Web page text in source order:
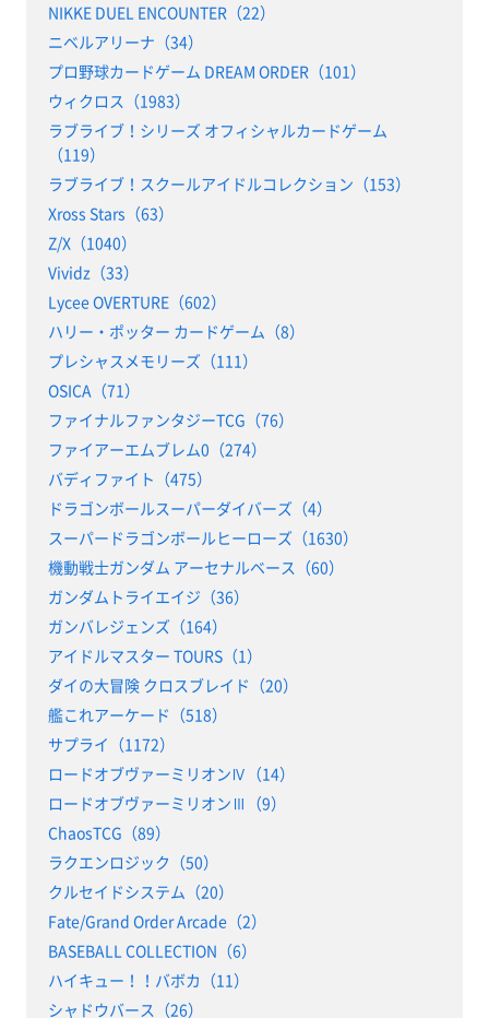
NIKKE DUEL ENCOUNTER（22）
ニベルアリーナ（34）
プロ野球カードゲーム DREAM ORDER（101）
ウィクロス（1983）
ラブライブ！シリーズ オフィシャルカードゲーム
（119）
ラブライブ！スクールアイドルコレクション（153）
Xross Stars（63）
Z/X（1040）
Vividz（33）
Lycee OVERTURE（602）
ハリー・ポッター カードゲーム（8）
プレシャスメモリーズ（111）
OSICA（71）
ファイナルファンタジーTCG（76）
ファイアーエムブレム0（274）
バディファイト（475）
ドラゴンボールスーパーダイバーズ（4）
スーパードラゴンボールヒーローズ（1630）
機動戦士ガンダム アーセナルベース（60）
ガンダムトライエイジ（36）
ガンバレジェンズ（164）
アイドルマスター TOURS（1）
ダイの大冒険 クロスブレイド（20）
艦これアーケード（518）
サプライ（1172）
ロードオブヴァーミリオンⅣ（14）
ロードオブヴァーミリオンⅢ（9）
ChaosTCG（89）
ラクエンロジック（50）
クルセイドシステム（20）
Fate/Grand Order Arcade（2）
BASEBALL COLLECTION（6）
ハイキュー！！バボカ（11）
シャドウバース（26）